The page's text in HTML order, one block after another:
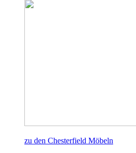
zu den Chesterfield Möbeln